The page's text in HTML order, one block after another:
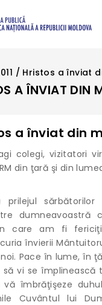
/ Hristos a înviat
A ÎNVIAT DIN
a înviat din
colegi, vizitatori
din ţară şi din
prilejul sărbătorilor
dumneavoastră
care am fi
învierii
Pace în lume, în
vi se împlinească
vă îmbrăţişeze
Cuvântul lui